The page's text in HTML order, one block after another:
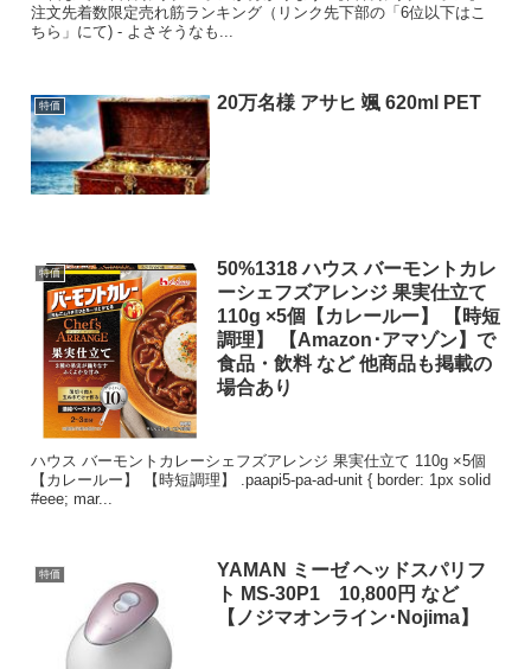
注文先着数限定売れ筋ランキング（リンク先下部の「6位以下はこ
ちら」にて) - よさそうなも...
特価 20万名様 アサヒ 颯 620ml PET
特価
50%1318 ハウス バーモントカレ
ーシェフズアレンジ 果実仕立て
110g ×5個【カレールー】 【時短
調理】 【Amazon･アマゾン】で
食品・飲料 など 他商品も掲載の
場合あり
ハウス バーモントカレーシェフズアレンジ 果実仕立て 110g ×5個
【カレールー】 【時短調理】 .paapi5-pa-ad-unit { border: 1px solid
#eee; mar...
特価
YAMAN ミーゼ ヘッドスパリフ
ト MS-30P1 10,800円 など
【ノジマオンライン･Nojima】